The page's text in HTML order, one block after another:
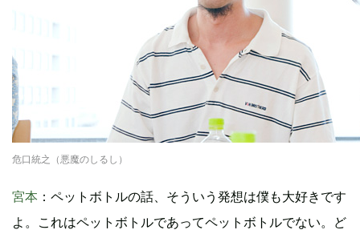
危口統之（悪魔のしるし）
宮本 ：ペットボトルの話、そういう発想は僕も大好きです
よ。これはペットボトルであってペットボトルでない。ど